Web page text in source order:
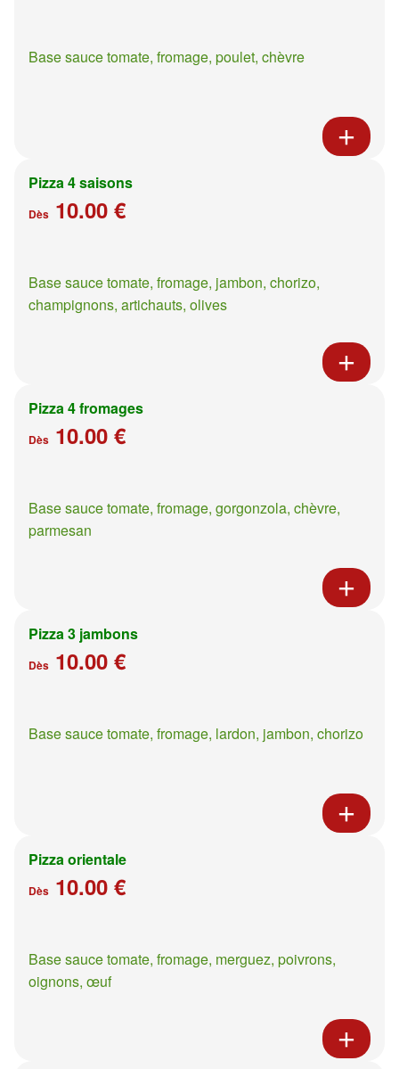
Base sauce tomate, fromage, poulet, chèvre
Pizza 4 saisons
Dès 10.00 €
Base sauce tomate, fromage, jambon, chorizo,
champignons, artichauts, olives
Pizza 4 fromages
Dès 10.00 €
Base sauce tomate, fromage, gorgonzola, chèvre,
parmesan
Pizza 3 jambons
Dès 10.00 €
Base sauce tomate, fromage, lardon, jambon, chorizo
Pizza orientale
Dès 10.00 €
Base sauce tomate, fromage, merguez, poivrons,
oignons, œuf